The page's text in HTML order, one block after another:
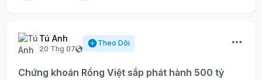
Tú Anh
20 Thg 07
Theo Dõi
Chứng khoán Rồng Việt sắp phát hành 500 tỷ